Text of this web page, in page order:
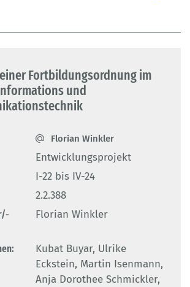
Fortbildungsordnung im
und
Florian Winkler
Entwicklungsprojekt
I-22 bis IV-24
2.2.388
Florian Winkler
Kubat Buyar, Ulrike
Eckstein, Martin Isenmann,
Anja Dorothee Schmickler,